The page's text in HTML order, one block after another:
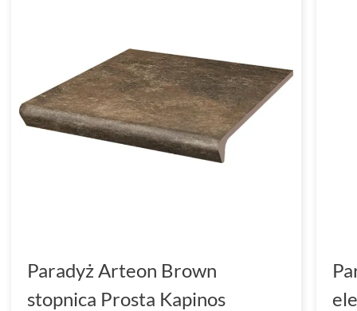
Paradyż Arteon Brown
stopnica Prosta Kapinos